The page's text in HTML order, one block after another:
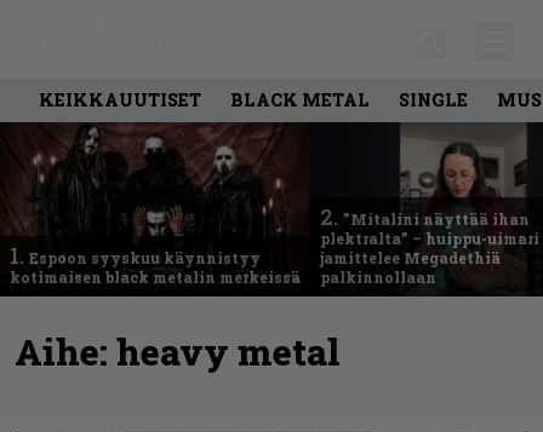
KEIKKAUUTISET BLACK METAL SINGLE
1. Espoon syyskuu käynnistyy
kotimaisen black metalin merkeissä
2. ”Mitalini näyttää ihan
plektralta” – huippu-uimari
jamittelee Megadethiä
palkinnollaan
Aihe: heavy metal